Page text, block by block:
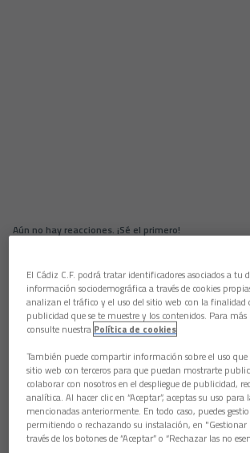
Aún no hay reacciones. ¡Sé el primero!
El autor del segundo gol del Cádiz en El
atendió a los medios oficiales tras el punto
visita amarilla a Burgos.
Gol. "Contento por volver a sumar un gol y
rescatado un punto en un partido que se
complicado. Es un punto que nos ayuda a
porque no es un campo fácil y a
zona de abajo, que es lo que nos preocupa".
Partido. "No era un partido fácil, el campo
mojado. El equipo ha sabido aguantar
reponernos. El punto es bueno".
El Cádiz C.F. podrá tratar identificadores asociados a tu
información sociodemográfica a través de cookies
analizan el tráfico y el uso del sitio web con la finalidad
publicidad que se te muestre y los contenidos. Para
consulte nuestra Política de cookies
También puede compartir información sobre el uso que
sitio web con terceros para que puedan mostrarte
colaborar con nosotros en el despliegue de publicidad,
analítica. Al hacer clic en “Aceptar”, aceptas su uso para
mencionadas anteriormente. En todo caso, puedes
permitiendo o rechazando su instalación, en "Gestionar
través de los botones de “Aceptar” o “Rechazar las no